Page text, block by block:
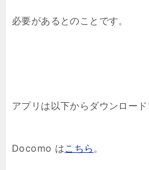
必要があるとのことです。
アプリは以下からダウンロード
Docomo はこちら。